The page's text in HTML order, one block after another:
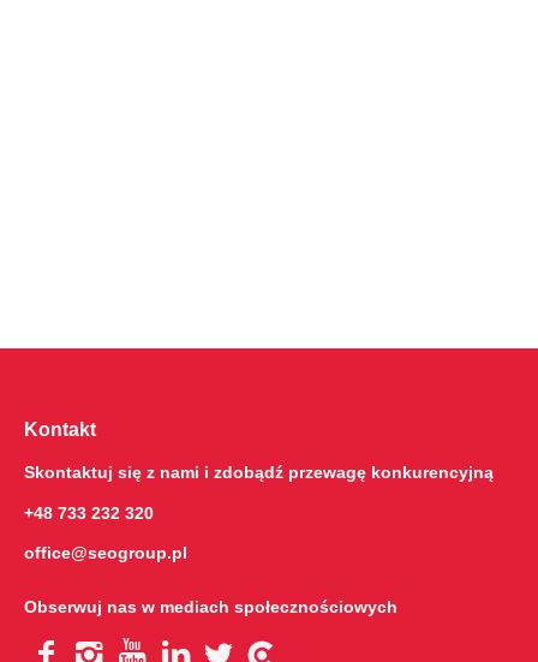
Kontakt
Skontaktuj się z nami i zdobądź przewagę konkurencyjną
+48 733 232 320
office@seogroup.pl
Obserwuj nas w mediach społecznościowych